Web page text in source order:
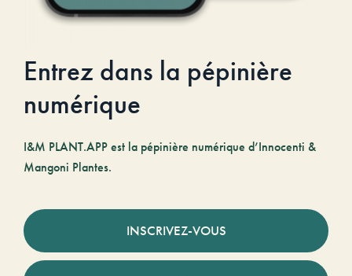
Entrez dans la pépinière
numérique
I&M PLANT.APP est la pépinière numérique d’Innocenti &
Mangoni Plantes.
INSCRIVEZ-VOUS